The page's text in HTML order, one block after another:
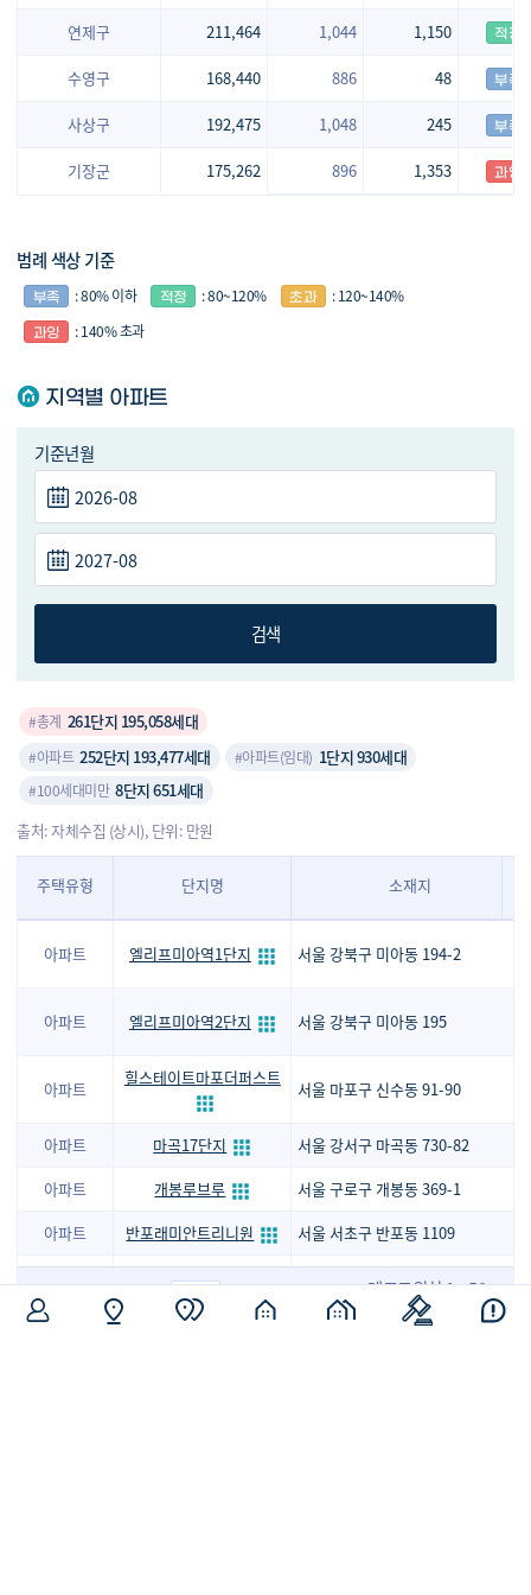
연제구 211,464
수영구 168,440
사상구 192,475
기장군 175,262
1,044 1,150
886 48
1,048 245
896 1,353
범례 색상 기준
: 80% 이하 : 80~120%
: 120~140%
: 140% 초과
지역별 아파트
기준년월
검색
#총계 261단지 195,058세대
#아파트 252단지 193,477세대 #아파트(임대) 1단지 930세대
#100세대미만 8단지 651세대
출처: 자체수집 (상시), 단위: 만원
주택유형 단지명 소재지
아파트 엘리프미아역1단지 서울 강북구 미아동 194-2
아파트 엘리프미아역2단지 서울 강북구 미아동 195
아파트
힐스테이트마포더퍼스트
서울 마포구 신수동 91-90
아파트 마곡17단지
서울 강서구 마곡동 730-82
아파트
개봉루브루
서울 구로구 개봉동 369-1
아파트
반포래미안트리니원 서울 서초구 반포동 1109
아파트 광주 동구 지산동 317-19
페이지 레코드위치 1 - 50
중 261